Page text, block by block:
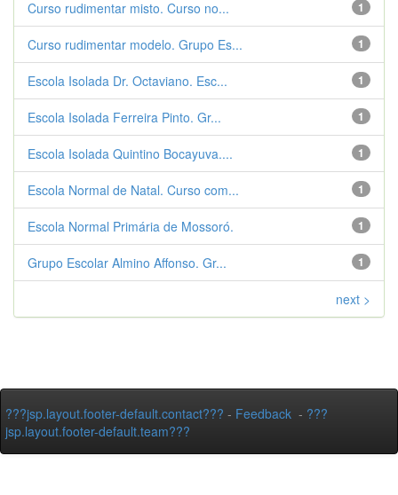
1
Curso rudimentar misto. Curso no...
1
Curso rudimentar modelo. Grupo Es...
1
Escola Isolada Dr. Octaviano. Esc...
1
Escola Isolada Ferreira Pinto. Gr...
1
Escola Isolada Quintino Bocayuva....
1
Escola Normal de Natal. Curso com...
1
Escola Normal Primária de Mossoró.
1
Grupo Escolar Almino Affonso. Gr...
next >
???jsp.layout.footer-default.contact??? - Feedback - ???
jsp.layout.footer-default.team???